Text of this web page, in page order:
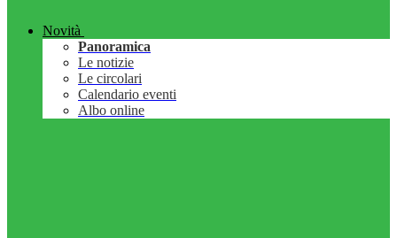
Novità
Panoramica
Le notizie
Le circolari
Calendario eventi
Albo online